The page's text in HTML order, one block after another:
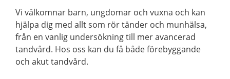
Vi välkomnar barn, ungdomar och vuxna och kan
hjälpa dig med allt som rör tänder och munhälsa,
från en vanlig undersökning till mer avancerad
tandvård. Hos oss kan du få både förebyggande
och akut tandvård.